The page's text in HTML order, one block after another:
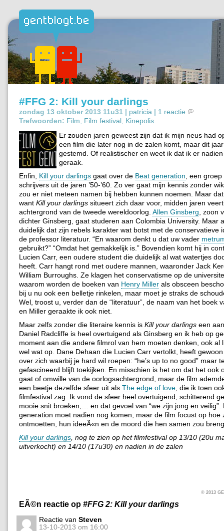
#FFG 2: Kill your darlings
zondag 13 oktober 2013 11u31 | patricia | 1 reactie
Trefwoorden: Film Film festival Kinepolis
Er zouden jaren geweest zijn dat ik mijn neus had
een film die later nog in de zalen komt, maar dit
gestemd. Of realistischer en weet ik dat ik er
geraak.
Enfin, Kill your darlings gaat over de Beat generation , een
schrijvers uit de jaren ’50-’60. Zo ver gaat mijn kennis zonder
zou er niet meteen namen bij hebben kunnen noemen. Maar
want Kill your darlings situeert zich daar voor, midden jaren
achtergrond van de tweede wereldoorlog. Allen Ginsberg , zoon
dichter Ginsberg, gaat studeren aan Colombia University. Maar
duidelijk dat zijn rebels karakter wat botst met de conservatieve
de professor literatuur. “En waarom denkt u dat uw vader
gebruikt?” “Omdat het gemakkelijk is.” Bovendien komt hij in
Lucien Carr, een oudere student die duidelijk al wat watertjes
heeft. Carr hangt rond met oudere mannen, waaronder Jack
William Burroughs. Ze klagen het conservatisme op de
waarom worden de boeken van Henry Miller als obsceen
bij u nu ook een belletje rinkelen, maar moet je straks de
Wel, troost u, verder dan de “literatuur”, de naam van het boek
en Miller geraakte ik ook niet.
Maar zelfs zonder die literaire kennis is Kill your darlings een
Daniel Radcliffe is heel overtuigend als Ginsberg en ik heb op
moment aan die andere filmrol van hem moeten denken, ook al
wel wat op. Dane Dehaan die Lucien Carr vertolkt, heeft
over zich waarbij je hard wil roepen: “he’s up to no good” maar
gefascineerd blijft toekijken. En misschien is het om dat het ook
gaat of omwille van de oorlogsachtergrond, maar de film
een beetje dezelfde sfeer uit als The edge of love , die ik toen
filmfestival zag. Ik vond de sfeer heel overtuigend, schitterend
mooie snit broeken,… en dat gevoel van “we zijn jong en veilig”.
generation moet nadien nog komen, maar de film focust op hoe
ontmoetten, hun ideeÃ«n en de moord die hen samen zou
Kill your darlings , nog te zien op het filmfestival op 13/10 (20u
uitverkocht) en 14/10 (17u30) en nadien in de zalen
© 2013
EÃ©n reactie op #FFG 2: Kill your darlings
Reactie van Steven
13-10-2013 om 16:00